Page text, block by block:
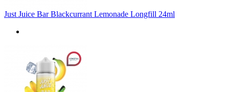
Just Juice Bar Blackcurrant Lemonade Longfill 24ml